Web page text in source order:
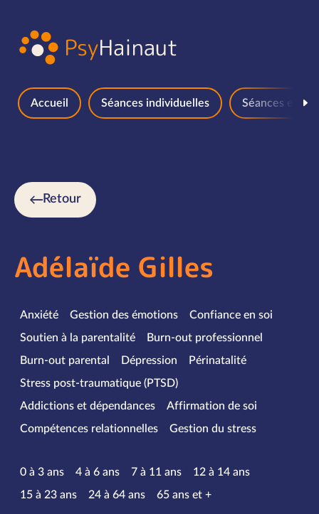
Accueil Séances individuelles Séances en
Retour
Adélaïde Gilles
Spécialités
Anxiété Gestion des émotions
Confiance en soi
Soutien à la parentalité
Burn-out professionnel
Burn-out parental
Dépression
Périnatalité
Stress post-traumatique (PTSD)
Addictions et dépendances
Affirmation de soi
Compétences relationnelles
Gestion du stress
Tranches d’âge
0 à 3 ans 4 à 6 ans 7 à 11 ans
12 à 14 ans
15 à 23 ans
24 à 64 ans 65 ans et +